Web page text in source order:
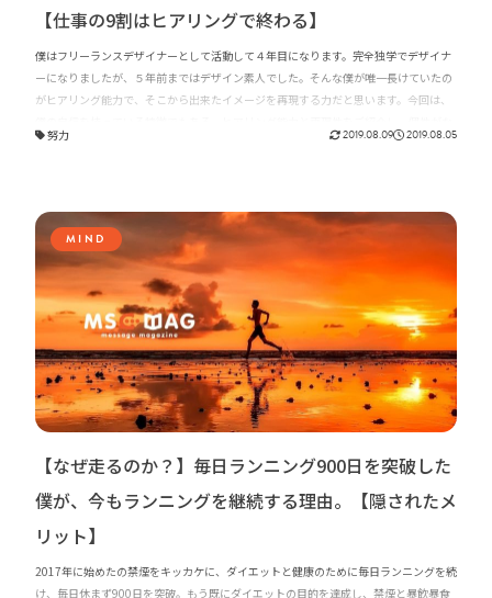
【仕事の9割はヒアリングで終わる】
僕はフリーランスデザイナーとして活動して４年目になります。完全独学でデザイナ
ーになりましたが、５年前まではデザイン素人でした。そんな僕が唯一長けていたの
がヒアリング能力で、そこから出来たイメージを再現する力だと思います。今回は、
くてもデザイナーが成り立つ理由をお伝えしたいと思います。
努力 2019.08.09 2019.08.05
MIND
【なぜ走るのか？】毎日ランニング900日を突破した
僕が、今もランニングを継続する理由。【隠されたメ
リット】
2017年に始めたの禁煙をキッカケに、ダイエットと健康のために毎日ランニングを続
け、毎日休まず900日を突破。もう既にダイエットの目的を達成し、禁煙と暴飲暴食